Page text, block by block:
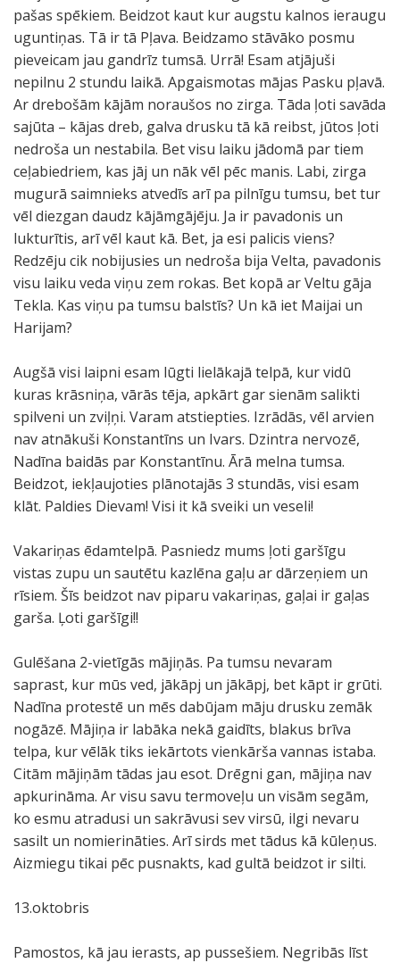
pašas spēkiem. Beidzot kaut kur augstu kalnos ieraugu
uguntiņas. Tā ir tā Pļava. Beidzamo stāvāko posmu
pieveicam jau gandrīz tumsā. Urrā! Esam atjājuši
nepilnu 2 stundu laikā. Apgaismotas mājas Pasku pļavā.
Ar drebošām kājām noraušos no zirga. Tāda ļoti savāda
sajūta – kājas dreb, galva drusku tā kā reibst, jūtos ļoti
nedroša un nestabila. Bet visu laiku jādomā par tiem
ceļabiedriem, kas jāj un nāk vēl pēc manis. Labi, zirga
mugurā saimnieks atvedīs arī pa pilnīgu tumsu, bet tur
vēl diezgan daudz kājāmgājēju. Ja ir pavadonis un
lukturītis, arī vēl kaut kā. Bet, ja esi palicis viens?
Redzēju cik nobijusies un nedroša bija Velta, pavadonis
visu laiku veda viņu zem rokas. Bet kopā ar Veltu gāja
Tekla. Kas viņu pa tumsu balstīs? Un kā iet Maijai un
Harijam?
Augšā visi laipni esam lūgti lielākajā telpā, kur vidū
kuras krāsniņa, vārās tēja, apkārt gar sienām salikti
spilveni un zviļņi. Varam atstiepties. Izrādās, vēl arvien
nav atnākuši Konstantīns un Ivars. Dzintra nervozē,
Nadīna baidās par Konstantīnu. Ārā melna tumsa.
Beidzot, iekļaujoties plānotajās 3 stundās, visi esam
klāt. Paldies Dievam! Visi it kā sveiki un veseli!
Vakariņas ēdamtelpā. Pasniedz mums ļoti garšīgu
vistas zupu un sautētu kazlēna gaļu ar dārzeņiem un
rīsiem. Šīs beidzot nav piparu vakariņas, gaļai ir gaļas
garša. Ļoti garšīgi!!
Gulēšana 2-vietīgās mājiņās. Pa tumsu nevaram
saprast, kur mūs ved, jākāpj un jākāpj, bet kāpt ir grūti.
Nadīna protestē un mēs dabūjam māju drusku zemāk
nogāzē. Mājiņa ir labāka nekā gaidīts, blakus brīva
telpa, kur vēlāk tiks iekārtots vienkārša vannas istaba.
Citām mājiņām tādas jau esot. Drēgni gan, mājiņa nav
apkurināma. Ar visu savu termoveļu un visām segām,
ko esmu atradusi un sakrāvusi sev virsū, ilgi nevaru
sasilt un nomierināties. Arī sirds met tādus kā kūleņus.
Aizmiegu tikai pēc pusnakts, kad gultā beidzot ir silti.
13.oktobris
Pamostos, kā jau ierasts, ap pussešiem. Negribās līst